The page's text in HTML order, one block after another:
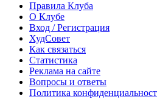
Правила Клуба
О Клубе
Вход / Регистрация
ХудСовет
Как связаться
Статистика
Реклама на сайте
Вопросы и ответы
Политика